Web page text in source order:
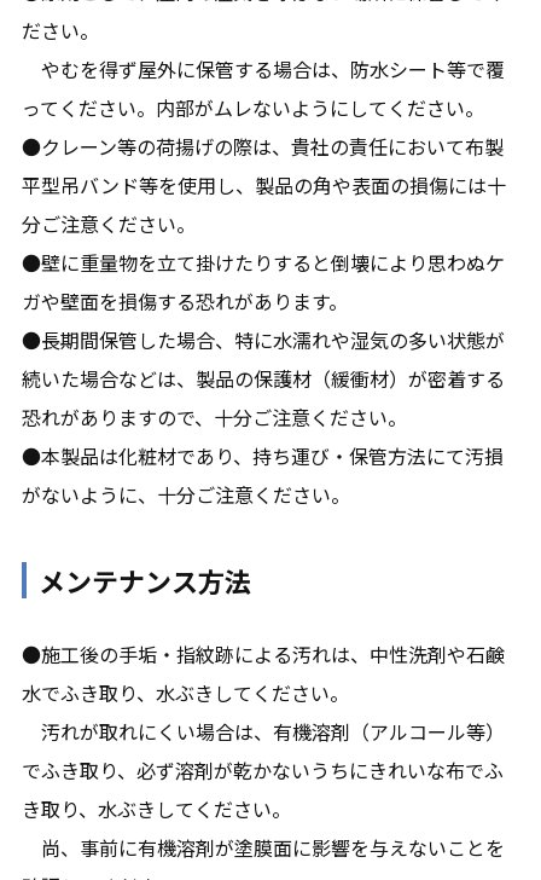
ださい。
やむを得ず屋外に保管する場合は、防水シート等で覆
ってください。内部がムレないようにしてください。
●クレーン等の荷揚げの際は、貴社の責任において布製
平型吊バンド等を使用し、製品の角や表面の損傷には十
分ご注意ください。
●壁に重量物を立て掛けたりすると倒壊により思わぬケ
ガや壁面を損傷する恐れがあります。
●長期間保管した場合、特に水濡れや湿気の多い状態が
続いた場合などは、製品の保護材（緩衝材）が密着する
恐れがありますので、十分ご注意ください。
●本製品は化粧材であり、持ち運び・保管方法にて汚損
がないように、十分ご注意ください。
メンテナンス方法
●施工後の手垢・指紋跡による汚れは、中性洗剤や石鹸
水でふき取り、水ぶきしてください。
汚れが取れにくい場合は、有機溶剤（アルコール等）
でふき取り、必ず溶剤が乾かないうちにきれいな布でふ
き取り、水ぶきしてください。
尚、事前に有機溶剤が塗膜面に影響を与えないことを